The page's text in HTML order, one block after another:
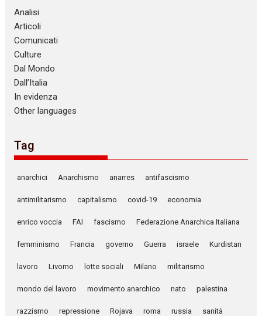
Analisi
Articoli
Comunicati
Culture
Dal Mondo
Dall’Italia
In evidenza
Other languages
Tag
anarchici Anarchismo anarres antifascismo
antimilitarismo capitalismo covid-19 economia
enrico voccia FAI fascismo Federazione Anarchica Italiana
femminismo Francia governo Guerra israele Kurdistan
lavoro Livorno lotte sociali Milano militarismo
mondo del lavoro movimento anarchico nato palestina
razzismo repressione Rojava roma russia sanità